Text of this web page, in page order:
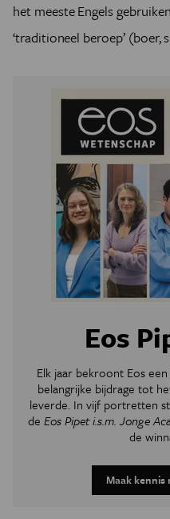
het meeste Engels
‘traditioneel beroep’ (boer,
Eos
Elk jaar bekroont Eos
belangrijke bijdrage tot
leverde. In vijf portretten
de Eos Pipet i.s.m. Jonge
de
Maak kennis